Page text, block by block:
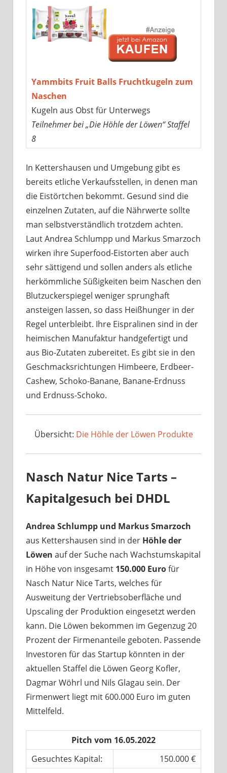
Yammbits Fruit Balls Fruchtkugeln zum
Naschen
Kugeln aus Obst für Unterwegs
Teilnehmer bei „Die Höhle der Löwen“ Staffel
8
In Kettershausen und Umgebung gibt es
bereits etliche Verkaufsstellen, in denen man
die Eistörtchen bekommt. Gesund sind die
einzelnen Zutaten, auf die Nährwerte sollte
man selbstverständlich trotzdem achten.
Laut Andrea Schlumpp und Markus Smarzoch
wirken ihre Superfood-Eistorten aber auch
sehr sättigend und sollen anders als etliche
herkömmliche Süßigkeiten beim Naschen den
Blutzuckerspiegel weniger sprunghaft
ansteigen lassen, so dass Heißhunger in der
Regel unterbleibt. Ihre Eispralinen sind in der
heimischen Manufaktur handgefertigt und
aus Bio-Zutaten zubereitet. Es gibt sie in den
Geschmacksrichtungen Himbeere, Erdbeer-
Cashew, Schoko-Banane, Banane-Erdnuss
und Erdnuss-Schoko.
Übersicht: Die Höhle der Löwen Produkte
Nasch Natur Nice Tarts –
Kapitalgesuch bei DHDL
Andrea Schlumpp und Markus Smarzoch
aus Kettershausen sind in der Höhle der
Löwen auf der Suche nach Wachstumskapital
in Höhe von insgesamt 150.000 Eurofür
Nasch Natur Nice Tarts, welches für
Ausweitung der Vertriebsoberfläche und
Upscaling der Produktion eingesetzt werden
kann. Die Löwen bekommen im Gegenzug 20
Prozent der Firmenanteile geboten. Passende
Investoren für das Startup könnten in der
aktuellen Staffel die Löwen Georg Kofler,
Dagmar Wöhrl und Nils Glagau sein. Der
Firmenwert liegt mit 600.000 Euro im guten
Mittelfeld.
Pitch vom 16.05.2022
Gesuchtes Kapital:
150.000 €